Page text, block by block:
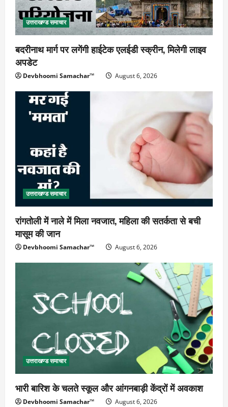
उत्तराखण्ड समाचार
बदरीनाथ मार्ग पर लगेंगी हाईटेक एलईडी स्क्रीन, मिलेगी लाइव
अपडेट
Devbhoomi Samachar™ August 6, 2026
उत्तराखण्ड समाचार
रांगतोली में नाले में मिला नवजात, महिला की सतर्कता से बची
मासूम की जान
Devbhoomi Samachar™ August 6, 2026
उत्तराखण्ड समाचार
भारी बारिश के चलते स्कूल और आंगनबाड़ी केंद्रों में अवकाश
Devbhoomi Samachar™ August 6, 2026